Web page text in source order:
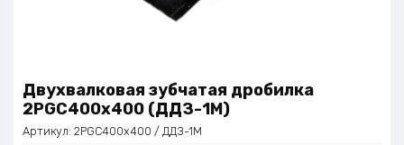
Двухвалковая зубчатая дробилка
2PGC400х400 (ДДЗ-1М)
Артикул: 2PGC400х400 / ДДЗ-1М